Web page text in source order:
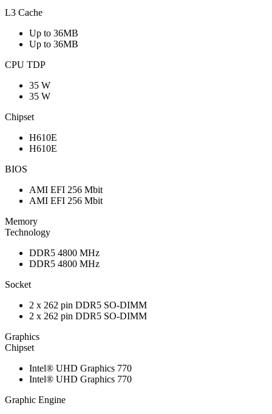
L3 Cache
Up to 36MB
Up to 36MB
CPU TDP
35 W
35 W
Chipset
H610E
H610E
BIOS
AMI EFI 256 Mbit
AMI EFI 256 Mbit
Memory
Technology
DDR5 4800 MHz
DDR5 4800 MHz
Socket
2 x 262 pin DDR5 SO-DIMM
2 x 262 pin DDR5 SO-DIMM
Graphics
Chipset
Intel® UHD Graphics 770
Intel® UHD Graphics 770
Graphic Engine